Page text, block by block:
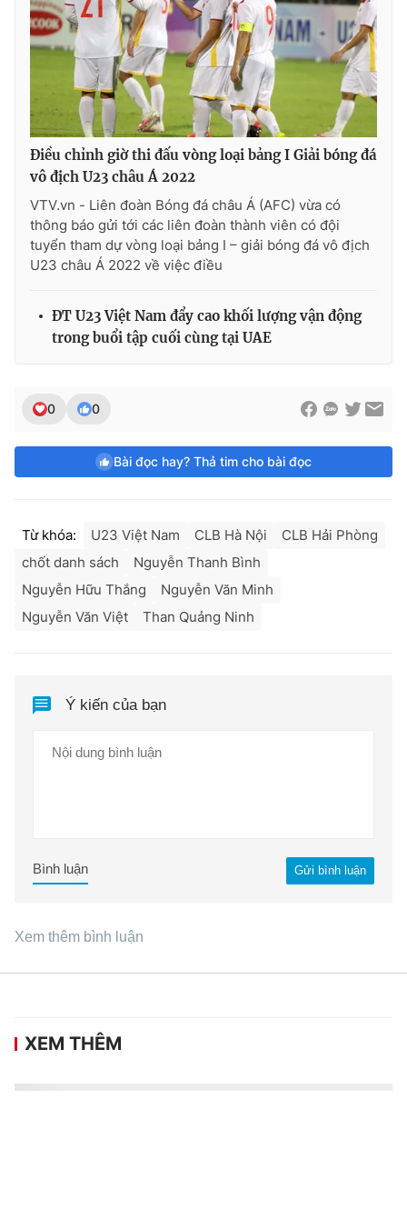
Điều chỉnh giờ thi đấu vòng loại bảng I Giải bóng đá
vô địch U23 châu Á 2022
VTV.vn - Liên đoàn Bóng đá châu Á (AFC) vừa có
thông báo gửi tới các liên đoàn thành viên có đội
tuyển tham dự vòng loại bảng I – giải bóng đá vô địch
U23 châu Á 2022 về việc điều
ĐT U23 Việt Nam đẩy cao khối lượng vận động
trong buổi tập cuối cùng tại UAE
0 0
Bài đọc hay? Thả tim cho bài đọc
Từ khóa: U23 Việt Nam CLB Hà Nội
CLB Hải Phòng
chốt danh sách
Nguyễn Thanh Bình
Nguyễn Hữu Thắng
Nguyễn Văn Minh
Nguyễn Văn Việt
Than Quảng Ninh
Ý kiến của bạn
Gửi bình luận
Bình luận
Xem thêm bình luận
XEM THÊM